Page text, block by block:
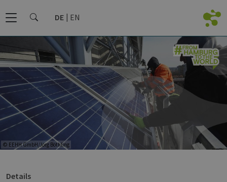
DE EN
© EEHH GmbH/Jörg Böthling
Details